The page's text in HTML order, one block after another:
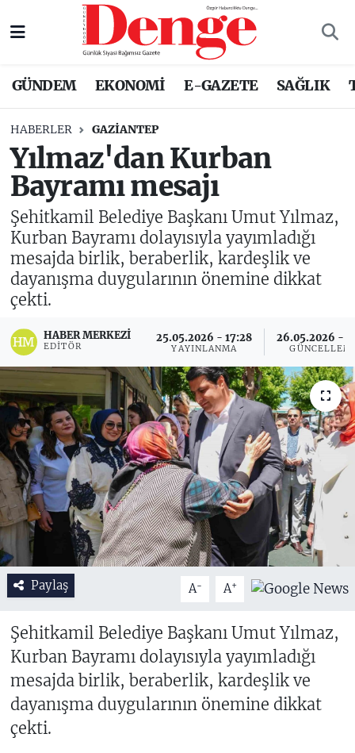
GÜNDEM EKONOMİ E-GAZETE SAĞLIK
HABERLER GAZIANTEP
Yılmaz'dan Kurban
Bayramı mesajı
Şehitkamil Belediye Başkanı Umut Yılmaz,
Kurban Bayramı dolayısıyla yayımladığı
mesajda birlik, beraberlik, kardeşlik ve
dayanışma duygularının önemine dikkat
çekti.
HABER MERKEZI
EDITÖR
25.05.2026 - 17:28
YAYINLANMA
26.05.2026 -
Paylaş A- A+
Şehitkamil Belediye Başkanı Umut Yılmaz,
Kurban Bayramı dolayısıyla yayımladığı
mesajda birlik, beraberlik, kardeşlik ve
dayanışma duygularının önemine dikkat
çekti.
Nöbetçi Eczaneler
Trafik Durumu
Süper Lig Puan Durumu ve Fikstür
Tüm Manşetler
Son Dakika Haberleri
Haber Arşivi